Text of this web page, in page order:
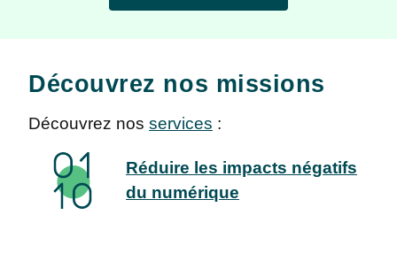
Découvrez nos missions
Découvrez nos services :
Réduire les impacts négatifs
du numérique